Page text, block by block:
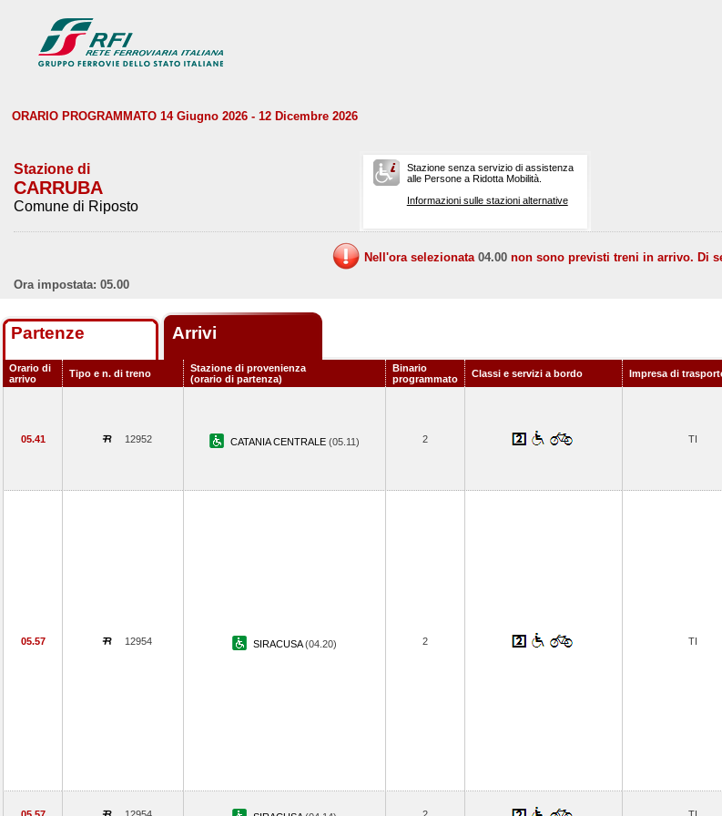
ORARIO PROGRAMMATO 14 Giugno 2026 - 12 Dicembre 2026
Stazione di
CARRUBA
Comune di Riposto
Stazione senza servizio di assistenza
alle Persone a Ridotta Mobilità.
Informazioni sulle stazioni alternative
Nell'ora selezionata 04.00 non sono previsti treni in arrivo. Di
Ora impostata: 05.00
Partenze Arrivi
Orario di
arrivo
Tipo e n. di treno
Stazione di provenienza
(orario di partenza)
Binario
programmato
Classi e servizi a bordo Impresa di
05.41 12952 CATANIA CENTRALE (05.11) 2 TI
05.57 12954 SIRACUSA(04.20) 2 TI